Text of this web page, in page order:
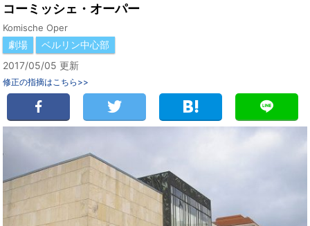
コーミッシェ・オーパー
Komische Oper
劇場
ベルリン中心部
2017/05/05 更新
修正の指摘はこちら>>